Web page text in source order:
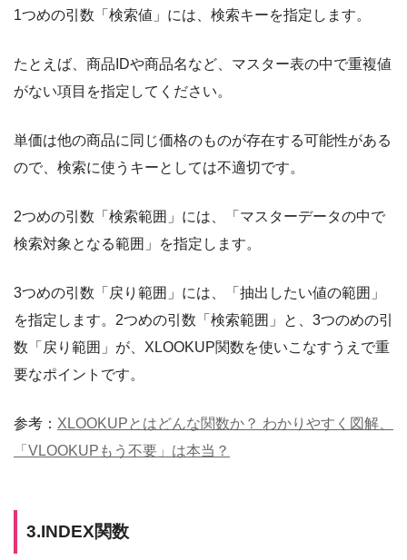
1つめの引数「検索値」には、検索キーを指定します。
たとえば、商品IDや商品名など、マスター表の中で重複値
がない項目を指定してください。
単価は他の商品に同じ価格のものが存在する可能性がある
ので、検索に使うキーとしては不適切です。
2つめの引数「検索範囲」には、「マスターデータの中で
検索対象となる範囲」を指定します。
3つめの引数「戻り範囲」には、「抽出したい値の範囲」
を指定します。2つめの引数「検索範囲」と、3つのめの引
数「戻り範囲」が、XLOOKUP関数を使いこなすうえで重
要なポイントです。
参考： XLOOKUPとはどんな関数か？ わかりやすく図解、
「VLOOKUPもう不要」は本当？
3.INDEX関数